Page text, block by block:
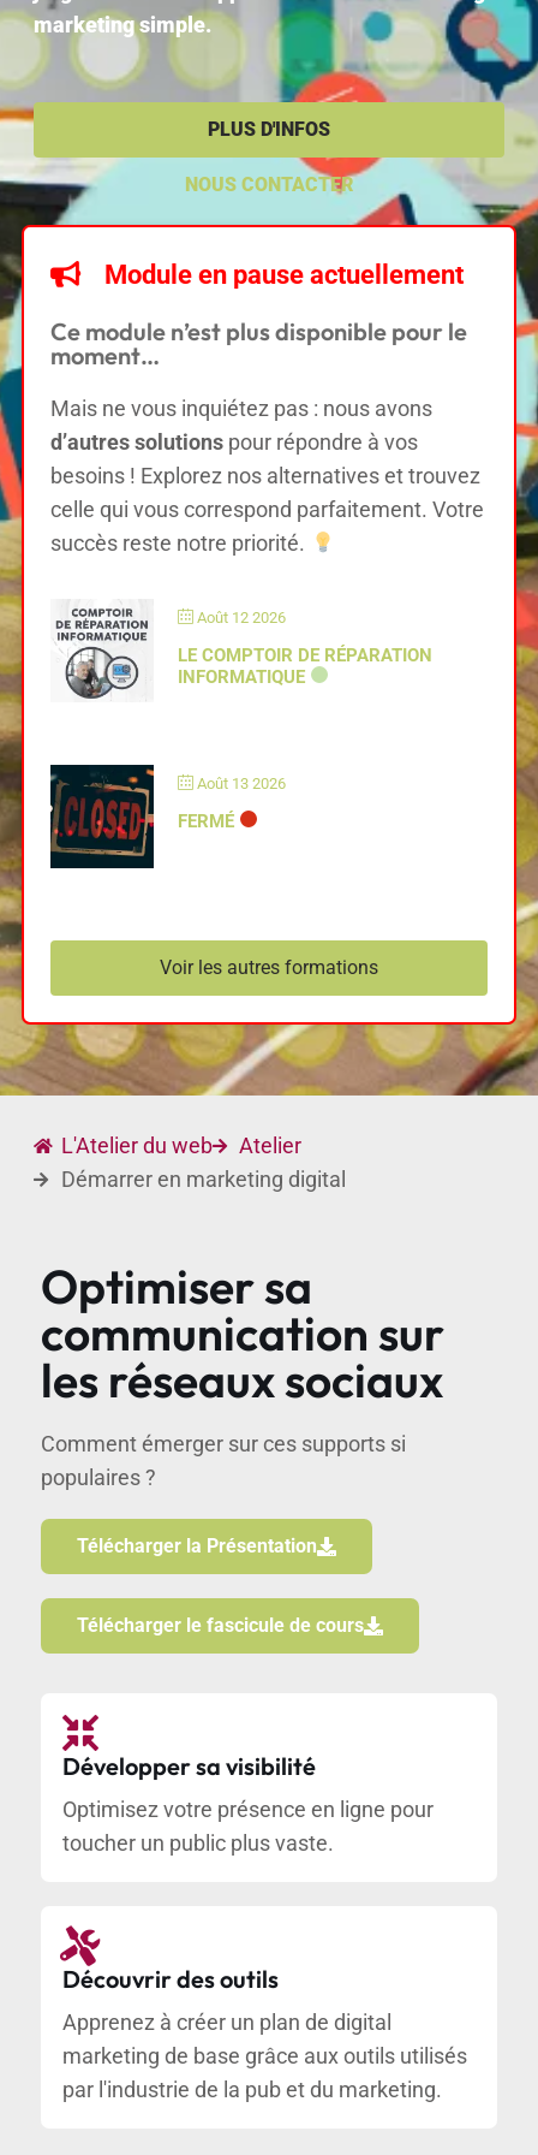
marketing simple.
PLUS D'INFOS
NOUS CONTACTER
Module en pause actuellement
Ce module n’est plus disponible pour le
moment…
Mais ne vous inquiétez pas : nous avons
d’autres solutions pour répondre à vos
besoins ! Explorez nos alternatives et trouvez
celle qui vous correspond parfaitement. Votre
succès reste notre priorité.
Août 12 2026
LE COMPTOIR DE RÉPARATION
INFORMATIQUE
Août 13 2026
FERMÉ
Voir les autres formations
L'Atelier du web
Atelier
Démarrer en marketing digital
Optimiser sa
communication sur
les réseaux sociaux
Comment émerger sur ces supports si
populaires ?
Télécharger la Présentation
Télécharger le fascicule de cours
Développer sa visibilité
Optimisez votre présence en ligne pour
toucher un public plus vaste.
Découvrir des outils
Apprenez à créer un plan de digital
marketing de base grâce aux outils utilisés
par l'industrie de la pub et du marketing.